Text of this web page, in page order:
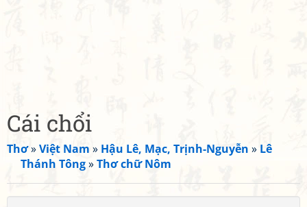
Cái chổi
Thơ»Việt Nam » Hậu Lê, Mạc, Trịnh-Nguyễn » Lê
Thánh Tông»Thơ chữ Nôm